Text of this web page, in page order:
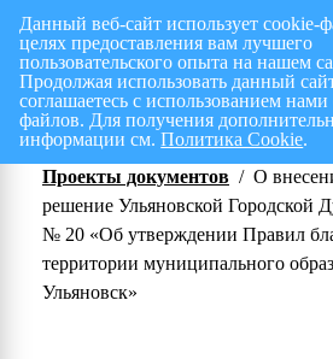
Перспективный план работ на I
Проекты документов / О
решение Ульяновской Городской
№ 20 «Об утверждении Правил
территории муниципального
Ульяновск»
Данный веб-сайт использует cookie-
целях предоставления вам лучшего
пользовательского опыта на нашем
Продолжая использовать данный
соглашаетесь с использованием
файлов. Для получения
информации см.Политика Cookie.